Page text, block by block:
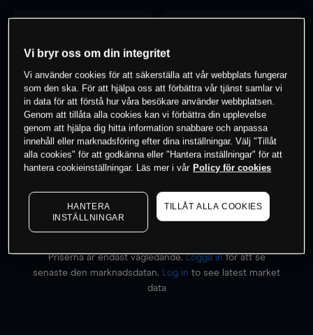
0% av kunderna har en position i detta
instrument
Börja handla
Priserna är endast vägledande.Logga inför att se
senaste den marknadsdatan.
Log in to see latest market
data
Vi bryr oss om din integritet
Vi använder cookies för att säkerställa att vår webbplats fungerar
som den ska. För att hjälpa oss att förbättra vår tjänst samlar vi
in data för att förstå hur våra besökare använder webbplatsen.
Genom att tillåta alla cookies kan vi förbättra din upplevelse
genom att hjälpa dig hitta information snabbare och anpassa
innehåll eller marknadsföring efter dina inställningar. Välj "Tillåt
alla cookies" för att godkänna eller "Hantera inställningar" för att
hantera cookieinställningar. Läs mer i vår Policy för cookies
HANTERA
INSTÄLLNINGAR
TILLÅT ALLA COOKIES